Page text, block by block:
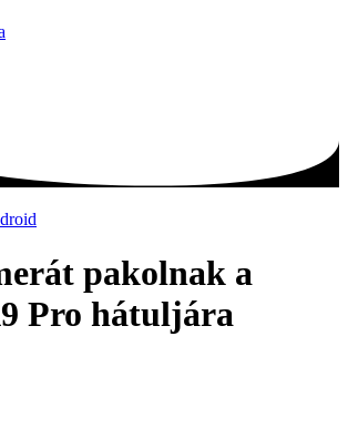
pakolnak a
Pro hátuljára